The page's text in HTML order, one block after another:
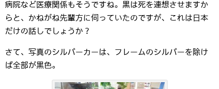
病院など医療関係もそうですね。黒は死を連想させますか
らと、かねがね先輩方に伺っていたのですが、これは日本
だけの話しでしょうか？
さて、写真のシルバーカーは、フレームのシルバーを除け
ば全部が黒色。